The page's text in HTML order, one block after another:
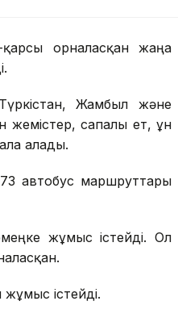
орналасқан жаңа
Жамбыл және
жемістер, сапалы ет, ұн
алады.
автобус маршруттары
жұмыс істейді. Ол
істейді.